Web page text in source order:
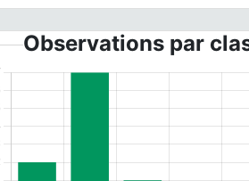
Observations par